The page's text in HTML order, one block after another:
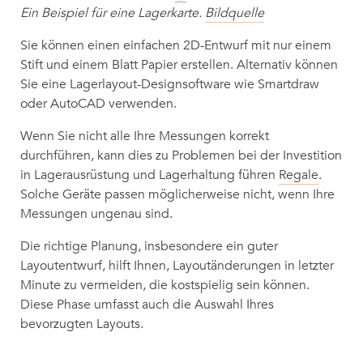
Ein Beispiel für eine Lagerkarte. Bildquelle
Sie können einen einfachen 2D-Entwurf mit nur einem
Stift und einem Blatt Papier erstellen. Alternativ können
Sie eine Lagerlayout-Designsoftware wie Smartdraw
oder AutoCAD verwenden.
Wenn Sie nicht alle Ihre Messungen korrekt
durchführen, kann dies zu Problemen bei der Investition
in Lagerausrüstung und Lagerhaltung führen Regale.
Solche Geräte passen möglicherweise nicht, wenn Ihre
Messungen ungenau sind.
Die richtige Planung, insbesondere ein guter
Layoutentwurf, hilft Ihnen, Layoutänderungen in letzter
Minute zu vermeiden, die kostspielig sein können.
Diese Phase umfasst auch die Auswahl Ihres
bevorzugten Layouts.